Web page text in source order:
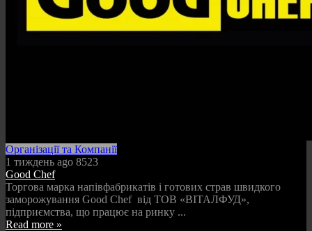
Організації та Компанії
1 тиждень ago 8523
Good Chef
Торгова марка напівфабрикатів і готових страв швидкого
заморожування Good Chef від ТОВ «ВІТАЛФУД»,
підприємства, що працює на ринку ...
Read more »